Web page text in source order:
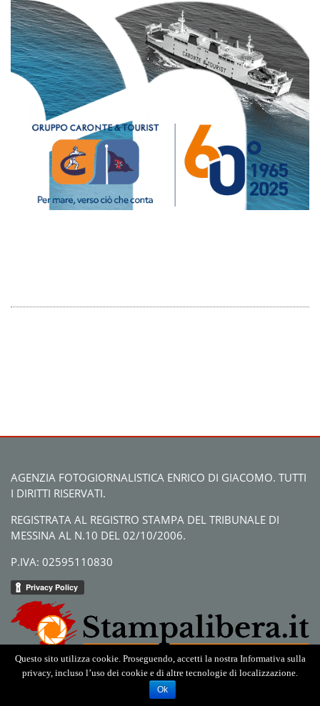
AGENZIA FOTOGIORNALISTICA ENRICO DI GIACOMO. TUTTI
I DIRITTI RISERVATI.
REGISTRATA AL REGISTRO STAMPA DEL TRIBUNALE DI
MESSINA AL N.10 DEL 02/10/2006.
P.IVA: 02595110830
Questo sito utilizza cookie. Proseguendo, accetti la nostra Informativa sulla
privacy, incluso l’uso dei cookie e di altre tecnologie di localizzazione.
Ok